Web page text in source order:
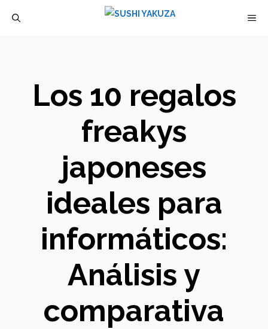
Los 10 regalos
freakys
japoneses
ideales para
informáticos:
Análisis y
comparativa